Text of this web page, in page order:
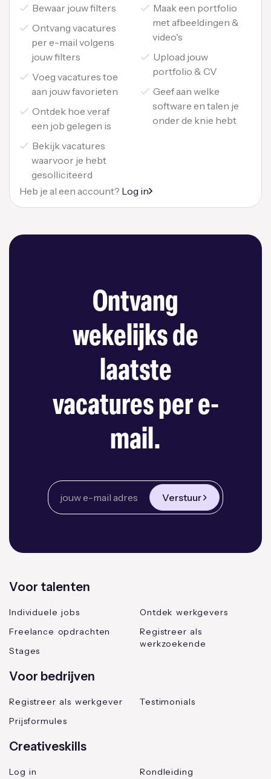
Bewaar jouw filters
Ontvang vacatures
per e-mail volgens
jouw filters
Voeg vacatures toe
aan jouw favorieten
Ontdek hoe veraf
een job gelegen is
Bekijk vacatures
waarvoor je hebt
gesolliciteerd
Maak een portfolio
met afbeeldingen &
video's
Upload jouw
portfolio & CV
Geef aan welke
software en talen je
onder de knie hebt
Heb je al een account? Log in
Ontvang
wekelijks de
laatste
vacatures per e-
mail.
Verstuur
Voor talenten
Individuele jobs
Freelance opdrachten
Stages
Ontdek werkgevers
Registreer als
werkzoekende
Voor bedrijven
Registreer als werkgever
Prijsformules
Testimonials
Creativeskills
Log in Rondleiding